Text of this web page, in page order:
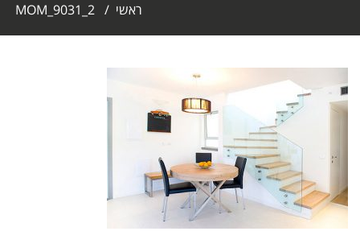
ראשי /
MOM_9031_2